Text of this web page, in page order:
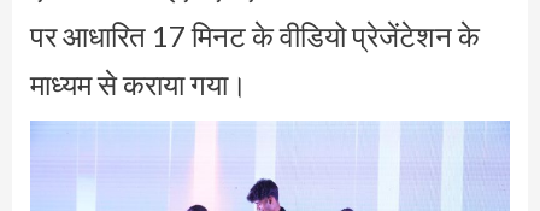
पर आधारित 17 मिनट के वीडियो प्रेजेंटेशन के
माध्यम से कराया गया।